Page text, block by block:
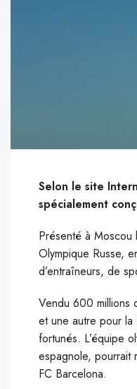
Selon le site
spécialement
Présenté à
Olympique Russe,
d’entraîneurs, de
Vendu 600 millions
et une autre pour
fortunés. L’équipe
espagnole, pourrait
FC Barcelona.